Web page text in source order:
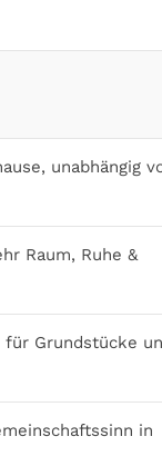
unabhängig
Raum, Ruhe &
für Grundstücke
in